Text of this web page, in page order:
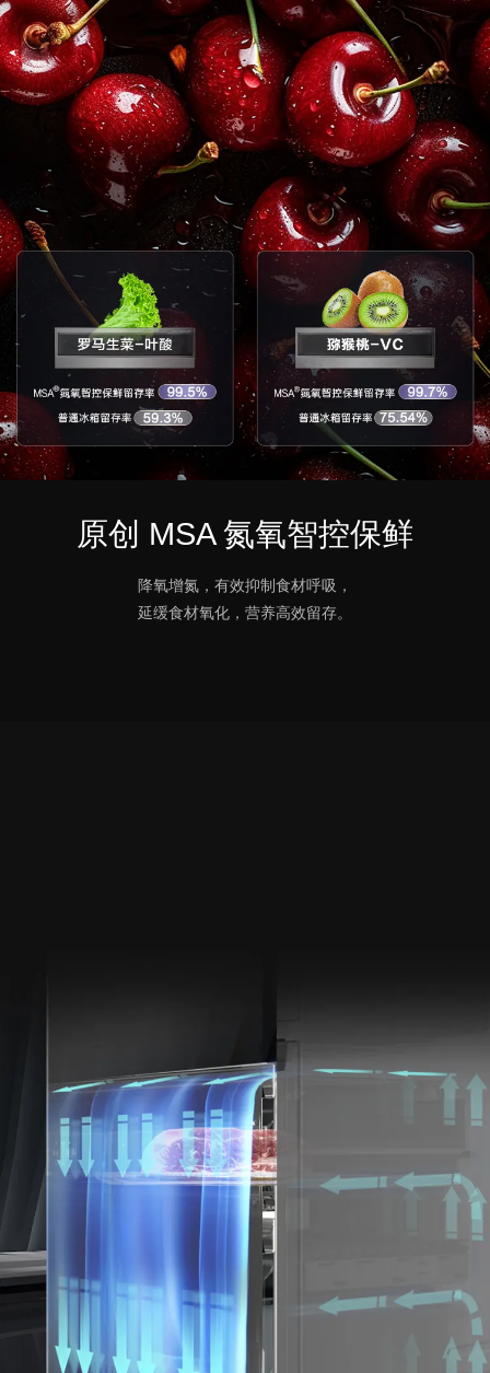
原创 MSA 氮氧智控保鲜
降氧增氮，有效抑制食材呼吸，
延缓食材氧化，营养高效留存。